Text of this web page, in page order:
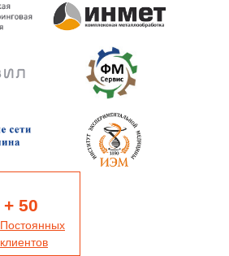
+ 50
Постоянных
клиентов